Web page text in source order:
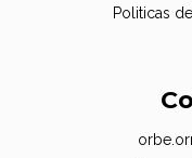
Politicas